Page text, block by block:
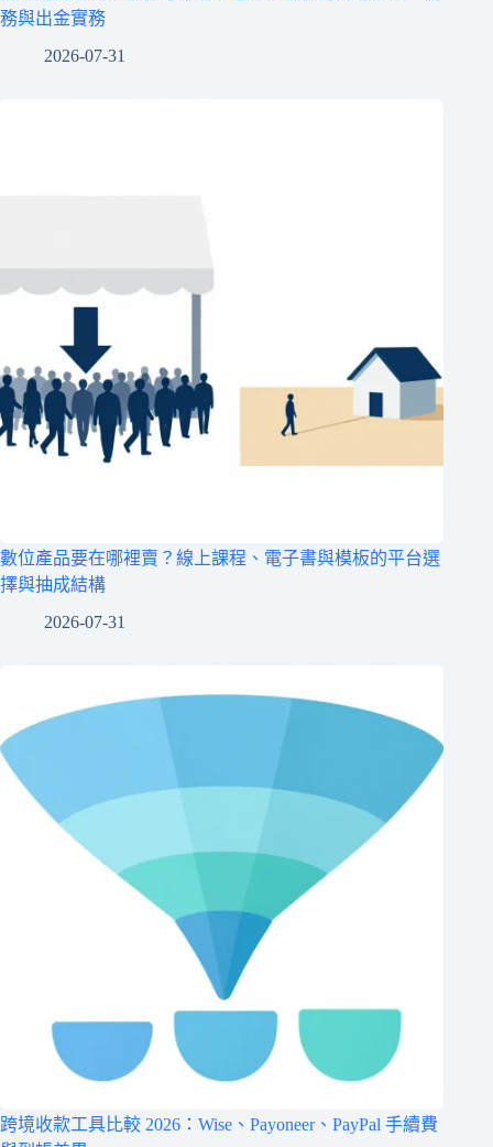
務與出金實務
2026-07-31
數位產品要在哪裡賣？線上課程、電子書與模板的平台選
擇與抽成結構
2026-07-31
跨境收款工具比較 2026：Wise、Payoneer、PayPal 手續費